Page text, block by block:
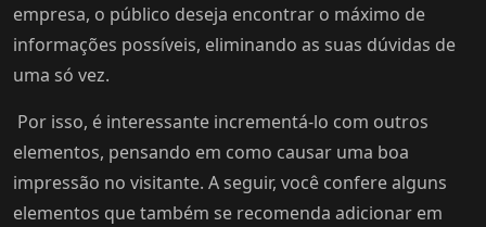
empresa, o público deseja encontrar o máximo de
informações possíveis, eliminando as suas dúvidas de
uma só vez.
Por isso, é interessante incrementá-lo com outros
elementos, pensando em como causar uma boa
impressão no visitante. A seguir, você confere alguns
elementos que também se recomenda adicionar em